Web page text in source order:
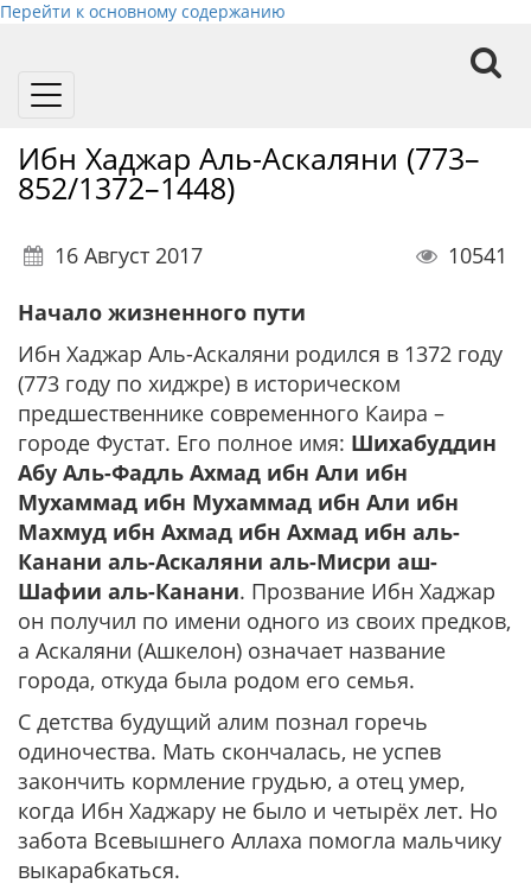
Перейти к основному содержанию
Toggle
Ибн Хаджар Аль-Аскаляни (773–
852/1372–1448)
16 Август 2017
10541
Начало жизненного пути
Ибн Хаджар Аль-Аскаляни родился в 1372 году
(773 году по хиджре) в историческом
предшественнике современного Каира –
городе Фустат. Его полное имя: Шихабуддин
Абу Аль-Фадль Ахмад ибн Али ибн
Мухаммад ибн Мухаммад ибн Али ибн
Махмуд ибн Ахмад ибн Ахмад ибн аль-
Канани аль-Аскаляни аль-Мисри аш-
Шафии аль-Канани. Прозвание Ибн Хаджар
он получил по имени одного из своих предков,
а Аскаляни (Ашкелон) означает название
города, откуда была родом его семья.
С детства будущий алим познал горечь
одиночества. Мать скончалась, не успев
закончить кормление грудью, а отец умер,
когда Ибн Хаджару не было и четырёх лет. Но
забота Всевышнего Аллаха помогла мальчику
выкарабкаться.